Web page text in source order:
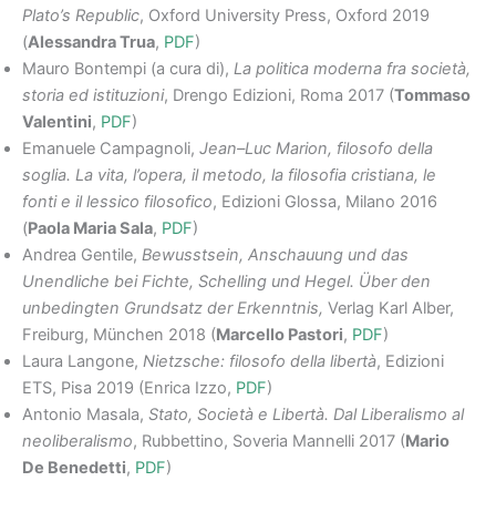
Plato’s Republic, Oxford University Press, Oxford 2019
(Alessandra Trua, PDF)
Mauro Bontempi (a cura di), La politica moderna fra società,
storia ed istituzioni, Drengo Edizioni, Roma 2017 (Tommaso
Valentini, PDF)
Emanuele Campagnoli, Jean–Luc Marion, filosofo della
soglia. La vita, l’opera, il metodo, la filosofia cristiana, le
fonti e il lessico filosofico, Edizioni Glossa, Milano 2016
(Paola Maria Sala, PDF)
Andrea Gentile, Bewusstsein, Anschauung und das
Unendliche bei Fichte, Schelling und Hegel. Über den
unbedingten Grundsatz der Erkenntnis, Verlag Karl Alber,
Freiburg, München 2018 (Marcello Pastori, PDF)
Laura Langone, Nietzsche: filosofo della libertà, Edizioni
ETS, Pisa 2019 (Enrica Izzo, PDF)
Antonio Masala, Stato, Società e Libertà. Dal Liberalismo al
neoliberalismo, Rubbettino, Soveria Mannelli 2017 (Mario
De Benedetti, PDF)